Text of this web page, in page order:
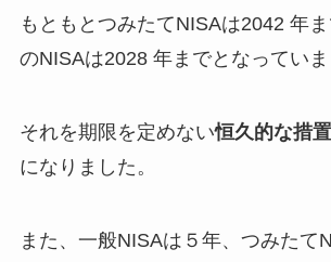
もともとつみたてNISAは2042 年
のNISAは2028 年までとなっていま
それを期限を定めない恒久的な措置
になりました。
また、一般NISAは５年、つみたて